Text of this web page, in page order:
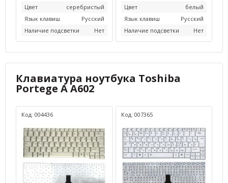
Цвет
серебристый
Язык клавиш
Русский
Наличие подсветки
Нет
Цвет
белый
Язык клавиш
Русский
Наличие подсветки
Нет
Клавиатура ноутбука Toshiba
Portege A A602
Код: 004436 Код: 007365